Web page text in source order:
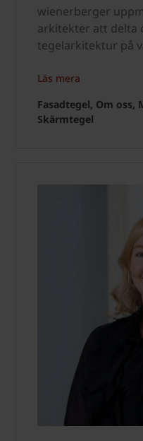
wienerberger
arkitekter att delta
tegelarkitektur på
Läs mera
Fasadtegel, Om oss,
Skärmtegel